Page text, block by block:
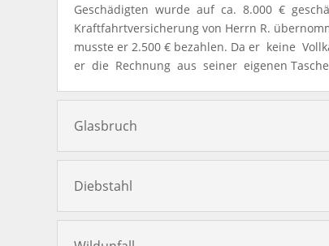
Geschädigten wurde auf ca. 8.000 €
Kraftfahrtversicherung von Herrn R.
musste er 2.500 € bezahlen. Da er keine
er die Rechnung aus seiner eigenen
Glasbruch
Diebstahl